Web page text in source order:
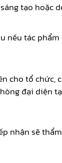
tạo hoặc
nếu tác
cho tổ
đại diện
nhận sẽ